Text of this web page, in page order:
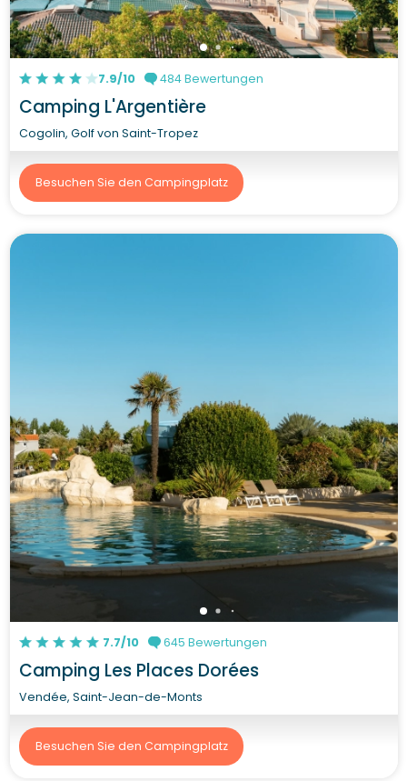
7.9/10 484 Bewertungen
Camping L'Argentière
Cogolin, Golf von Saint-Tropez
Besuchen Sie den Campingplatz
7.7/10 645 Bewertungen
Camping Les Places Dorées
Vendée, Saint-Jean-de-Monts
Besuchen Sie den Campingplatz